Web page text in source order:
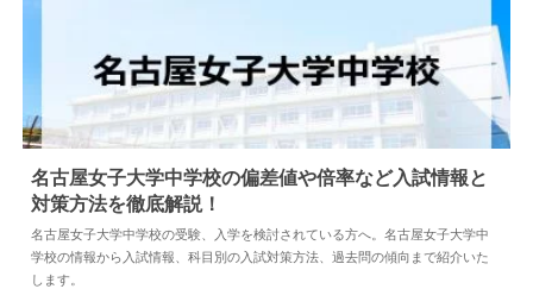
中学情報 2024.04.02
名古屋女子大学中学校の偏差値や倍率など入試情報と
対策方法を徹底解説！
名古屋女子大学中学校の受験、入学を検討されている方へ。名古屋女子大学中
学校の情報から入試情報、科目別の入試対策方法、過去問の傾向まで紹介いた
します。